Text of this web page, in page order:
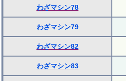
わざマシン78
わざマシン79
わざマシン82
わざマシン83